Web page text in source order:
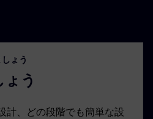
ょう
う
計、どの段階でも簡単な設